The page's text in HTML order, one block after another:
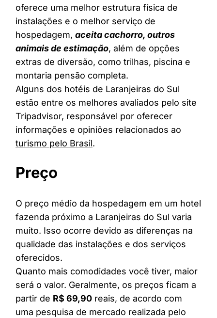
oferece uma melhor estrutura física de
instalações e o melhor serviço de
hospedagem, aceita cachorro, outros
animais de estimação, além de opções
extras de diversão, como trilhas, piscina e
montaria pensão completa.
Alguns dos hotéis de Laranjeiras do Sul
estão entre os melhores avaliados pelo site
Tripadvisor, responsável por oferecer
informações e opiniões relacionados ao
turismo pelo Brasil.
Preço
O preço médio da hospedagem em um hotel
fazenda próximo a Laranjeiras do Sul varia
muito. Isso ocorre devido as diferenças na
qualidade das instalações e dos serviços
oferecidos.
Quanto mais comodidades você tiver, maior
será o valor. Geralmente, os preços ficam a
partir de R$ 69,90 reais, de acordo com
uma pesquisa de mercado realizada pelo